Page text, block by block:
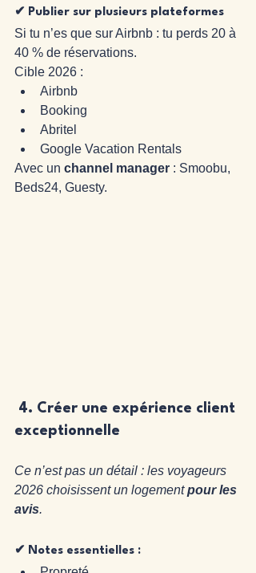
✔ Publier sur plusieurs plateformes
Si tu n’es que sur Airbnb : tu perds 20 à
40 % de réservations.
Cible 2026 :
Airbnb
Booking
Abritel
Google Vacation Rentals
Avec un channel manager : Smoobu,
Beds24, Guesty.
4. Créer une expérience client
exceptionnelle
Ce n’est pas un détail : les voyageurs
2026 choisissent un logement pour les
avis.
✔ Notes essentielles :